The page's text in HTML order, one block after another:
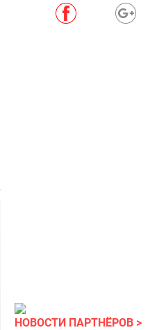
НОВОСТИ ПАРТНЁРОВ